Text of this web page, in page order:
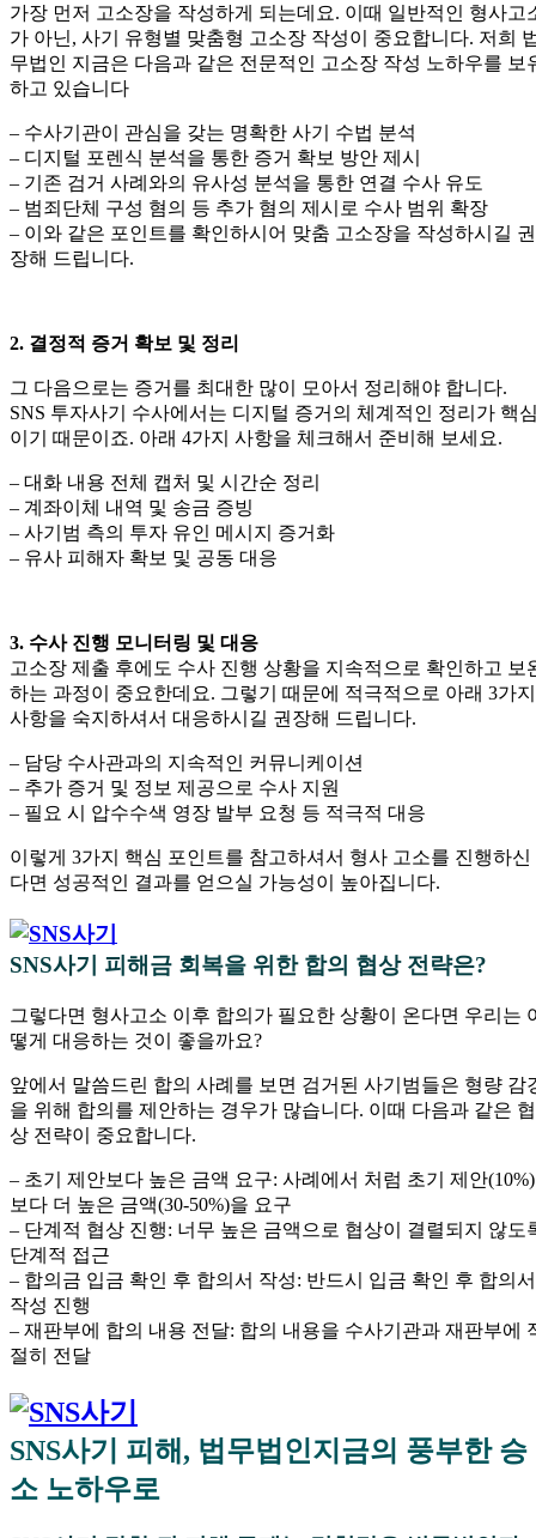
가장 먼저 고소장을 작성하게 되는데요. 이때 일반적인 형사고
가 아닌, 사기 유형별 맞춤형 고소장 작성이 중요합니다. 저희
무법인 지금은 다음과 같은 전문적인 고소장 작성 노하우를 보
하고 있습니다
– 수사기관이 관심을 갖는 명확한 사기 수법 분석
– 디지털 포렌식 분석을 통한 증거 확보 방안 제시
– 기존 검거 사례와의 유사성 분석을 통한 연결 수사 유도
– 범죄단체 구성 혐의 등 추가 혐의 제시로 수사 범위 확장
– 이와 같은 포인트를 확인하시어 맞춤 고소장을 작성하시길 권
장해 드립니다.
2. 결정적 증거 확보 및 정리
그 다음으로는 증거를 최대한 많이 모아서 정리해야 합니다.
SNS 투자사기 수사에서는 디지털 증거의 체계적인 정리가 핵
이기 때문이죠. 아래 4가지 사항을 체크해서 준비해 보세요.
– 대화 내용 전체 캡처 및 시간순 정리
– 계좌이체 내역 및 송금 증빙
– 사기범 측의 투자 유인 메시지 증거화
– 유사 피해자 확보 및 공동 대응
3. 수사 진행 모니터링 및 대응
고소장 제출 후에도 수사 진행 상황을 지속적으로 확인하고 보
하는 과정이 중요한데요. 그렇기 때문에 적극적으로 아래 3가지
사항을 숙지하셔서 대응하시길 권장해 드립니다.
– 담당 수사관과의 지속적인 커뮤니케이션
– 추가 증거 및 정보 제공으로 수사 지원
– 필요 시 압수수색 영장 발부 요청 등 적극적 대응
이렇게 3가지 핵심 포인트를 참고하셔서 형사 고소를 진행하신
다면 성공적인 결과를 얻으실 가능성이 높아집니다.
SNS사기 피해금 회복을 위한 합의 협상 전략은?
그렇다면 형사고소 이후 합의가 필요한 상황이 온다면 우리는
떻게 대응하는 것이 좋을까요?
앞에서 말씀드린 합의 사례를 보면 검거된 사기범들은 형량 감
을 위해 합의를 제안하는 경우가 많습니다. 이때 다음과 같은 협
상 전략이 중요합니다.
– 초기 제안보다 높은 금액 요구: 사례에서 처럼 초기 제안(10%)
보다 더 높은 금액(30-50%)을 요구
– 단계적 협상 진행: 너무 높은 금액으로 협상이 결렬되지 않도
단계적 접근
– 합의금 입금 확인 후 합의서 작성: 반드시 입금 확인 후 합의서
작성 진행
– 재판부에 합의 내용 전달: 합의 내용을 수사기관과 재판부에
절히 전달
SNS사기 피해, 법무법인지금의 풍부한 승
소 노하우로